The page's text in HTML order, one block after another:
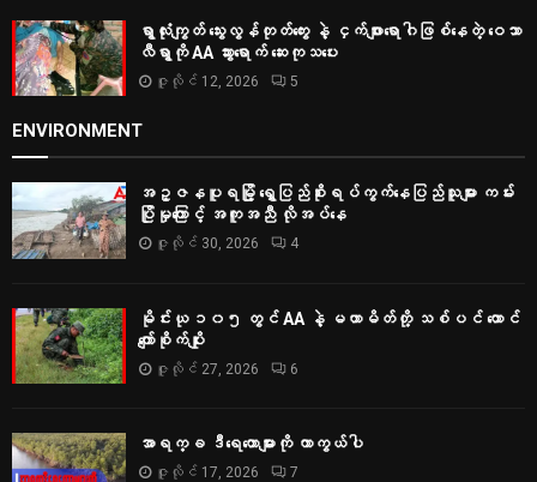
ရွာလုံးကျွတ် သွေးလွန်တုတ်ကွေး နဲ့ ငှက်ဖျားရောဂါဖြစ်နေတဲ့ ဝေသာ
လီရွာကို AA သွားရောက် ဆေးကုသပေး
ဇူလိုင် 12, 2026 5
ENVIRONMENT
အဥ္ဇနပူရမြို့ ရွှေပြည်စိုးရပ်ကွက်နေပြည်သူများ ကမ်း
ပြိုမှုကြောင့် အကူအညီ လိုအပ်နေ
ဇူလိုင် 30, 2026 4
မိုင်းယု ၁၀၅ တွင် AA နဲ့ မဟာမိတ်တို့ သစ်ပင် ထောင်
ကျော်စိုက်ပျိုး
ဇူလိုင် 27, 2026 6
အာရက္ခ ဒီရေတောများကို ကာကွယ်ပါ
ဇူလိုင် 17, 2026 7